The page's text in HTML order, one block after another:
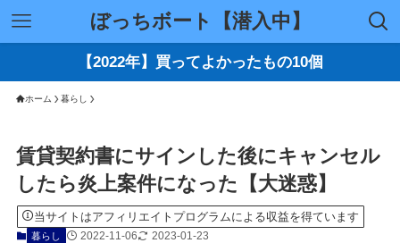
ぼっちボート【潜入中】
【2022年】買ってよかったもの10個
ホーム 暮らし
賃貸契約書にサインした後にキャンセル
したら炎上案件になった【大迷惑】
当サイトはアフィリエイトプログラムによる収益を得ています
暮らし 2022-11-06 2023-01-23